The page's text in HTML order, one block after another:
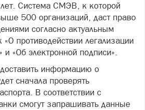
Система СМЭВ, к которой
500 организаций, даст право
согласно актуальным
противодействии легализации
и «Об электронной подписи».
информацию о
сначала проверять
В соответствии с
смогут запрашивать данные